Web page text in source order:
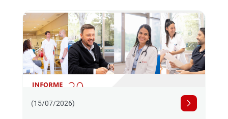
(15/07/2026)